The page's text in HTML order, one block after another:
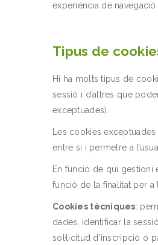
experiència de navegació
Tipus de
Hi ha molts tipus de
sessió i d’altres que
exceptuades).
Les cookies
entre si i permetre a
En funció de qui gestioni
funció de la finalitat per
Cookies tècniques:
dades, identificar la
sol·licitud d’inscripció o